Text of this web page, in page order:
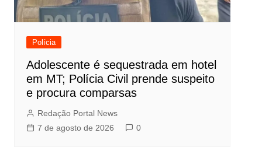
Polícia
Adolescente é sequestrada em hotel
em MT; Polícia Civil prende suspeito
e procura comparsas
Redação Portal News
7 de agosto de 2026
0